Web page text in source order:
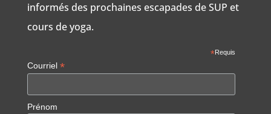
informés des prochaines escapades de SUP et
cours de yoga.
*Requis
Courriel *
Prénom